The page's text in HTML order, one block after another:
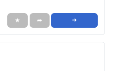
★ ➦ ➜